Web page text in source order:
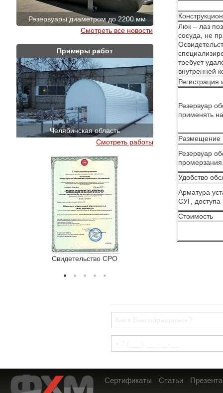
Резервуары диаметром до 2200 мм
Смотреть все новости
Примеры работ
Челябинская область
Смотреть работы
Свидетельство СРО
Люк – лаз
сосуда, не
требует
внутренней
Резервуар
применять
Размещение
Резервуар
Удобство
Арматура
СУГ, доступа
Стоимость
Сертификаты Статьи